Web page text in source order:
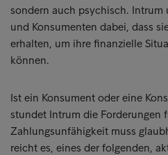
sondern auch psychisch.
und Konsumenten dabei, dass
erhalten, um ihre finanzielle
können.
Ist ein Konsument oder eine
stundet Intrum die Forderungen
Zahlungsunfähigkeit muss
reicht es, eines der folgenden,